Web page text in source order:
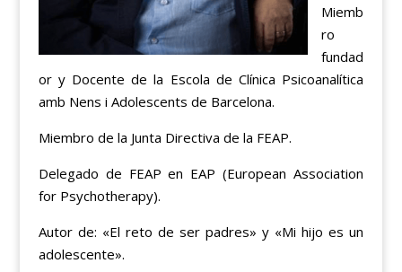
Miemb
ro
fundad
or y Docente de la Escola de Clínica Psicoanalítica
amb Nens i Adolescents de Barcelona.
Miembro de la Junta Directiva de la FEAP.
Delegado de FEAP en EAP (European Association
for Psychotherapy).
Autor de: «El reto de ser padres» y «Mi hijo es un
adolescente».